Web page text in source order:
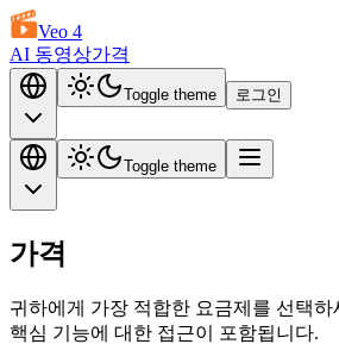
Veo 4
AI 동영상가격
Toggle theme 로그인
Toggle theme
가격
귀하에게 가장 적합한 요금제를 선택
핵심 기능에 대한 접근이 포함됩니다.